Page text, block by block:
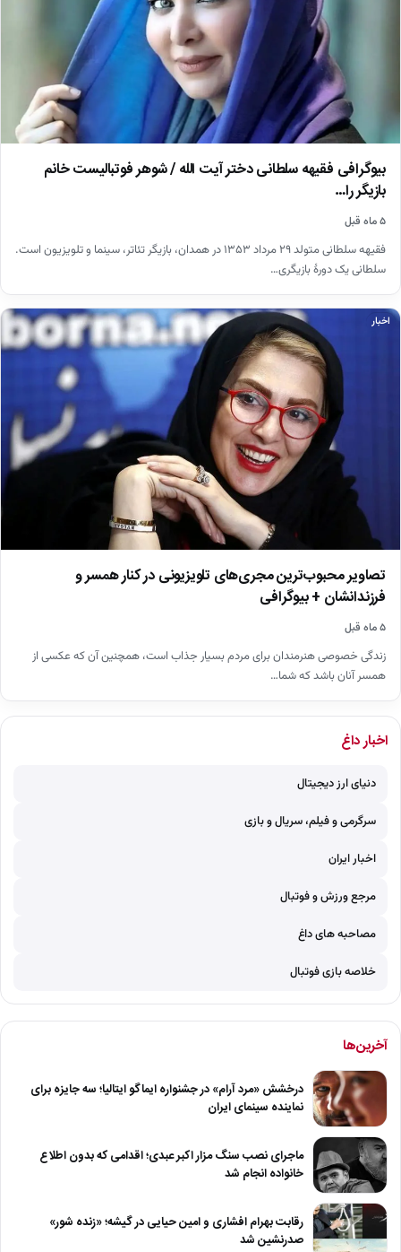
بیوگرافی فقیهه سلطانی دختر آیت الله / شوهر فوتبالیست خانم
بازیگر را…
۵ ماه قبل
فقیهه سلطانی متولد ۲۹ مرداد ۱۳۵۳ در همدان، بازیگر تئاتر، سینما و تلویزیون است.
سلطانی یک دورهٔ بازیگری…
اخبار
تصاویر محبوب‌ترین مجری‌های تلویزیونی در کنار همسر و
فرزندانشان + بیوگرافی
۵ ماه قبل
زندگی خصوصی هنرمندان برای مردم بسیار جذاب است، همچنین آن که عکسی از
همسر آنان باشد که شما…
اخبار داغ
دنیای ارز دیجیتال
سرگرمی و فیلم، سریال و بازی
اخبار ایران
مرجع ورزش و فوتبال
مصاحبه های داغ
خلاصه بازی فوتبال
آخرین‌ها
درخشش «مرد آرام» در جشنواره ایماگو ایتالیا؛ سه جایزه برای
نماینده سینمای ایران
ماجرای نصب سنگ مزار اکبر عبدی؛ اقدامی که بدون اطلاع
خانواده انجام شد
رقابت بهرام افشاری و امین حیایی در گیشه؛ «زنده شور»
صدرنشین شد